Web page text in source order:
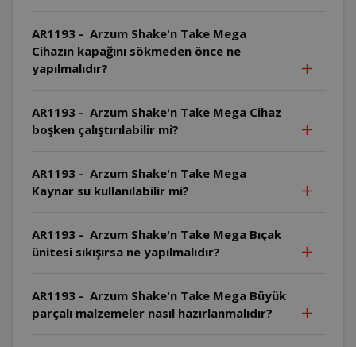
AR1193 - Arzum Shake'n Take Mega
Cihazın kapağını sökmeden önce ne
yapılmalıdır?
AR1193 - Arzum Shake'n Take Mega Cihaz
boşken çalıştırılabilir mi?
AR1193 - Arzum Shake'n Take Mega
Kaynar su kullanılabilir mi?
AR1193 - Arzum Shake'n Take Mega Bıçak
ünitesi sıkışırsa ne yapılmalıdır?
AR1193 - Arzum Shake'n Take Mega Büyük
parçalı malzemeler nasıl hazırlanmalıdır?